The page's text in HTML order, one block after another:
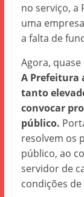
no serviço,
uma
a falta de
Agora,
A Prefeitura
tanto
convocar
público.
resolvem os
público, ao
servidor de
condições